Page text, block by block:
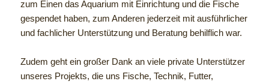
zum Einen das Aquarium mit Einrichtung und die Fische
gespendet haben, zum Anderen jederzeit mit ausführlicher
und fachlicher Unterstützung und Beratung behilflich war.
Zudem geht ein großer Dank an viele private Unterstützer
unseres Projekts, die uns Fische, Technik, Futter,